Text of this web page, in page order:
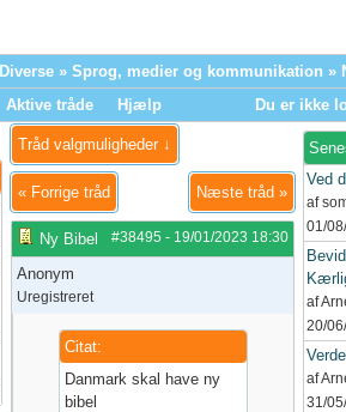
Diverse » Sprog, medier og kommunikation »
Aktive tråde Hjælp Du er ikke
Tråd valgmuligheder ↓
« Forrige tråd Næste tråd »
#38495 - 19/01/2023 18:30
Ny Bibel
Anonym
Uregistreret
Citat:
Danmark skal have ny
bibel
Ved
af
01/
af
20/
af
31/